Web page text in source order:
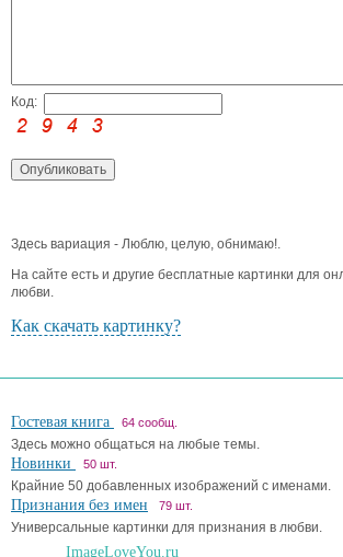
Код:
Здесь вариация - Люблю, целую, обнимаю!.
На сайте есть и другие бесплатные картинки для
любви.
Как скачать картинку?
Гостевая книга 64 сообщ.
Здесь можно общаться на любые темы.
Новинки 50 шт.
Крайние 50 добавленных изображений с именами.
Признания без имен 79 шт.
Универсальные картинки для признания в любви.
ImageLoveYou.ru